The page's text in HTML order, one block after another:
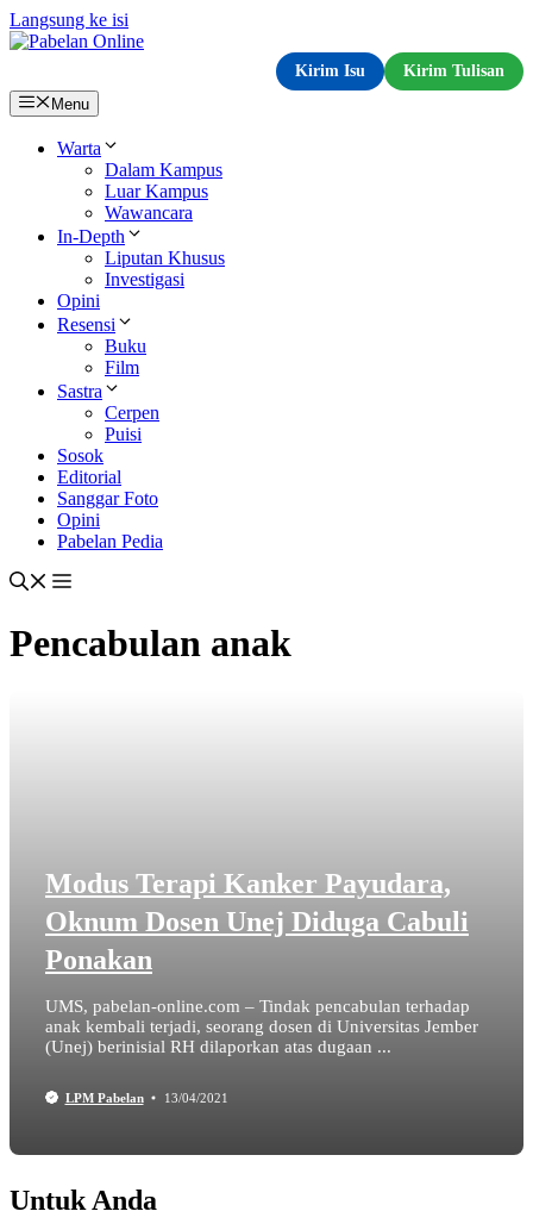
Langsung ke isi
Kirim Isu
Kirim Tulisan
Menu
Warta
Dalam Kampus
Luar Kampus
Wawancara
In-Depth
Liputan Khusus
Investigasi
Opini
Resensi
Buku
Film
Sastra
Cerpen
Puisi
Sosok
Editorial
Sanggar Foto
Opini
Pabelan Pedia
Pencabulan anak
Modus Terapi Kanker Payudara,
Oknum Dosen Unej Diduga Cabuli
Ponakan
UMS, pabelan-online.com – Tindak pencabulan terhadap
anak kembali terjadi, seorang dosen di Universitas Jember
(Unej) berinisial RH dilaporkan atas dugaan ...
LPM Pabelan 13/04/2021
Untuk Anda